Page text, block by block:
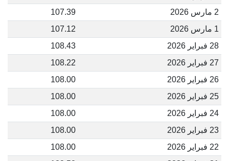
2 مارس 2026
107.39
1 مارس 2026
107.12
28 فبراير 2026
108.43
27 فبراير 2026
108.22
26 فبراير 2026
108.00
25 فبراير 2026
108.00
24 فبراير 2026
108.00
23 فبراير 2026
108.00
22 فبراير 2026
108.00